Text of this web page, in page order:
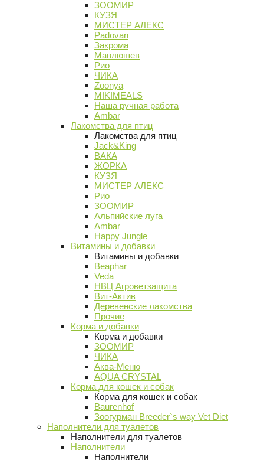
ЗООМИР
КУЗЯ
МИСТЕР АЛЕКС
Padovan
Закрома
Мавлюшев
Рио
ЧИКА
Zoonya
MIKIMEALS
Наша ручная работа
Ambar
Лакомства для птиц
Лакомства для птиц
Jack&King
ВАКА
ЖОРКА
КУЗЯ
МИСТЕР АЛЕКС
Рио
ЗООМИР
Альпийские луга
Ambar
Happy Jungle
Витамины и добавки
Витамины и добавки
Beaphar
Veda
НВЦ Агроветзащита
Вит-Актив
Деревенские лакомства
Прочие
Корма и добавки
Корма и добавки
ЗООМИР
ЧИКА
Аква-Меню
AQUA CRYSTAL
Корма для кошек и собак
Корма для кошек и собак
Baurenhof
Зоогурман Breeder`s way Vet Diet
Наполнители для туалетов
Наполнители для туалетов
Наполнители
Наполнители